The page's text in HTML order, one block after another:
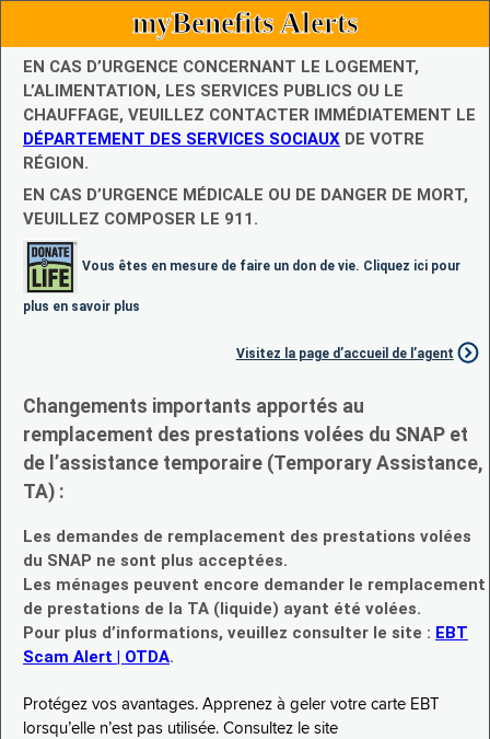
myBenefits Alerts
EN CAS D’URGENCE CONCERNANT LE LOGEMENT,
L’ALIMENTATION, LES SERVICES PUBLICS OU LE
CHAUFFAGE, VEUILLEZ CONTACTER IMMÉDIATEMENT LE
DÉPARTEMENT DES SERVICES SOCIAUX DE VOTRE
RÉGION.
EN CAS D’URGENCE MÉDICALE OU DE DANGER DE MORT,
VEUILLEZ COMPOSER LE 911.
Vous êtes en mesure de faire un don de vie. Cliquez ici pour
plus en savoir plus
Visitez la page d’accueil de l’agent
Changements importants apportés au
remplacement des prestations volées du SNAP et
de l’assistance temporaire (Temporary Assistance,
TA) :
Les demandes de remplacement des prestations volées
du SNAP ne sont plus acceptées.
Les ménages peuvent encore demander le remplacement
de prestations de la TA (liquide) ayant été volées.
Pour plus d’informations, veuillez consulter le site : EBT
Scam Alert | OTDA.
Protégez vos avantages. Apprenez à geler votre carte EBT
lorsqu’elle n’est pas utilisée. Consultez le site